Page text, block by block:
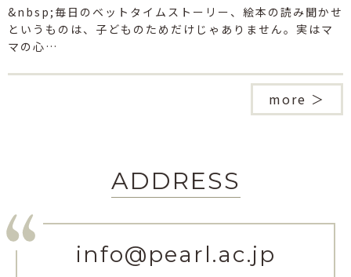
&nbsp;毎日のベットタイムストーリー、絵本の読み聞かせ
というものは、子どものためだけじゃありません。実はマ
マの心…
more ＞
ADDRESS
info@pearl.ac.jp